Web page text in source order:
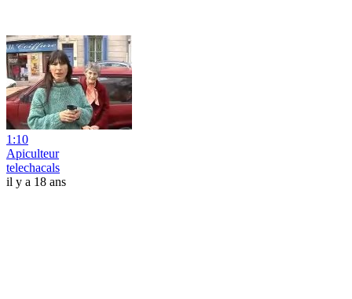
1:10
Apiculteur
telechacals
il y a 18 ans